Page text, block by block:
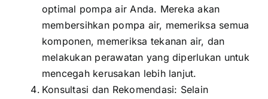
optimal pompa air Anda. Mereka akan
membersihkan pompa air, memeriksa semua
komponen, memeriksa tekanan air, dan
melakukan perawatan yang diperlukan untuk
mencegah kerusakan lebih lanjut.
Konsultasi dan Rekomendasi: Selain